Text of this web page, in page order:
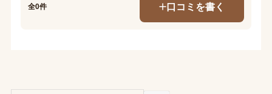
全0件 口コミを書く